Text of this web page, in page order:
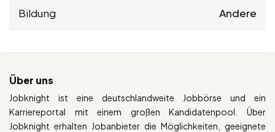
Bildung Andere
Über uns
Jobknight ist eine deutschlandweite Jobbörse und ein
Karriereportal mit einem großen Kandidatenpool. Über
Jobknight erhalten Jobanbieter die Möglichkeiten, geeignete